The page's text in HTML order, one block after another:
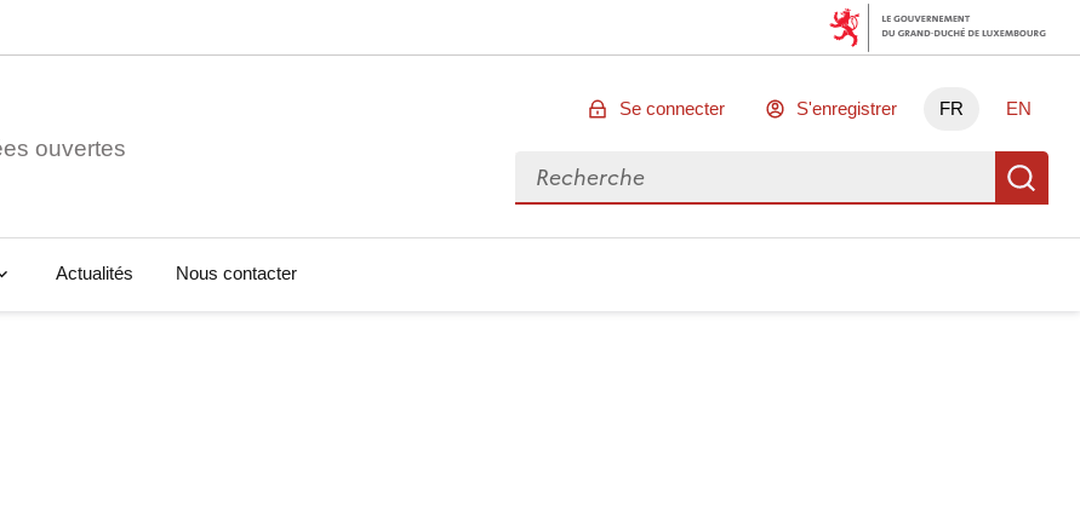
ouvertes
Se connecter S'enregistrer FR EN
Rechercher des données
Actualités Nous contacter